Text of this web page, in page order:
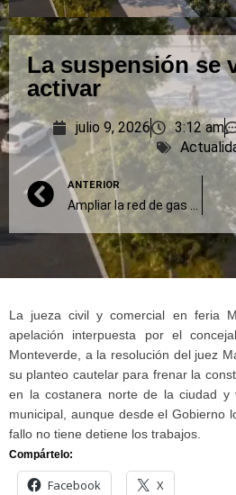
La suspensión se
activar
julio 9, 2026 3:12 am
ANTERIOR
Ampliar la red de gas natural
La jueza civil y comercial en feria
apelación interpuesta por el
Monteverde, a la resolución del juez
su planteo cautelar para frenar la
en la costanera norte de la ciudad y
municipal, aunque desde el Gobierno
fallo no tiene detiene los trabajos.
Compártelo:
Facebook X